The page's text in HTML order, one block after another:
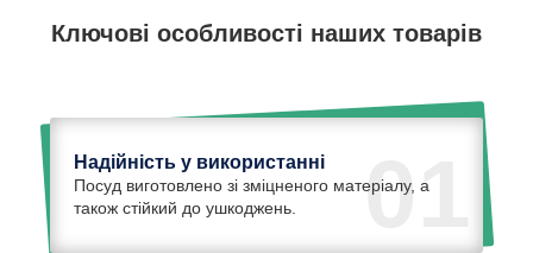
Ключові особливості наших товарів
01
Надійність у використанні
Посуд виготовлено зі зміцненого матеріалу, а
також стійкий до ушкоджень.